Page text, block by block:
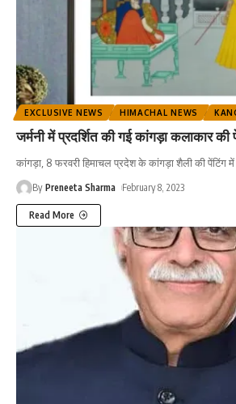
EXCLUSIVE NEWS HIMACHAL NEWS
जर्मनी में प्रदर्शित की गई कांगड़ा कलाकार की
कांगड़ा, 8 फरवरी हिमाचल प्रदेश के कांगड़ा शैली की पेंटिंग में
By Preneeta Sharma February 8, 2023
Read More